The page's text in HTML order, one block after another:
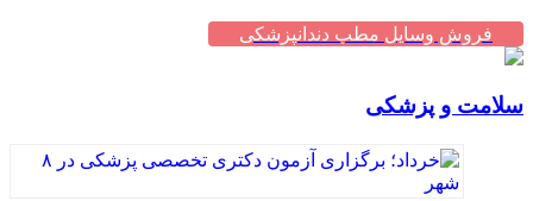
فروش وسایل مطب دندانپزشکی
سلامت و پزشکی